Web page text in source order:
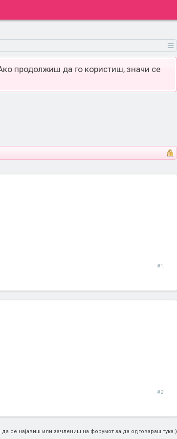
продолжиш да го користиш, значи се
#1
#2
се најавиш или зачлениш на форумот за да одговараш тука.)